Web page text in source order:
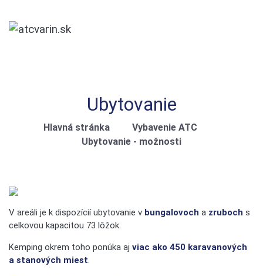
Ubytovanie
Hlavná stránka
Vybavenie ATC
Ubytovanie - možnosti
V areáli je k dispozícií ubytovanie v bungalovoch a zruboch s
celkovou kapacitou 73 lôžok.
Kemping okrem toho ponúka aj viac ako 450 karavanových
a stanových miest.